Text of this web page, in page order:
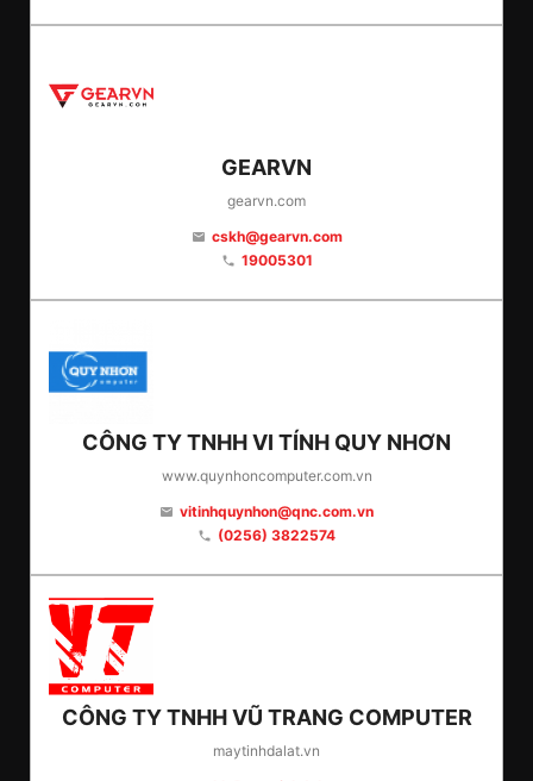
GEARVN
gearvn.com
email cskh@gearvn.com
phone 19005301
CÔNG TY TNHH VI TÍNH QUY NHƠN
www.quynhoncomputer.com.vn
email vitinhquynhon@qnc.com.vn
phone (0256) 3822574
CÔNG TY TNHH VŨ TRANG COMPUTER
maytinhdalat.vn